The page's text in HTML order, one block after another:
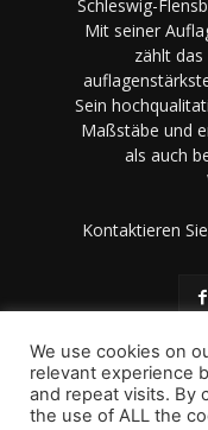
Schleswig-
Mit seiner
zählt das
Sein
Maßstäbe und
als auch
Kontaktieren
Über uns
We use cookies on
relevant experience
and repeat visits. By
the use of ALL the